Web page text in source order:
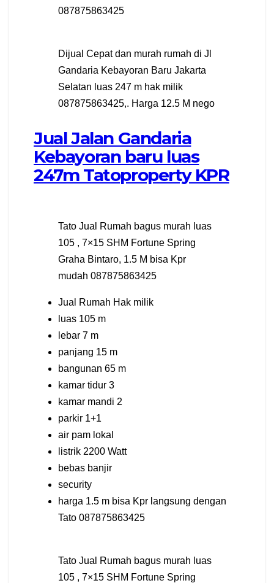
087875863425
Dijual Cepat dan murah rumah di Jl
Gandaria Kebayoran Baru Jakarta
Selatan luas 247 m hak milik
087875863425,. Harga 12.5 M nego
Jual Jalan Gandaria
Kebayoran baru luas
247m Tatoproperty KPR
Tato Jual Rumah bagus murah luas
105 , 7×15 SHM Fortune Spring
Graha Bintaro, 1.5 M bisa Kpr
mudah 087875863425
Jual Rumah Hak milik
luas 105 m
lebar 7 m
panjang 15 m
bangunan 65 m
kamar tidur 3
kamar mandi 2
parkir 1+1
air pam lokal
listrik 2200 Watt
bebas banjir
security
harga 1.5 m bisa Kpr langsung dengan
Tato 087875863425
Tato Jual Rumah bagus murah luas
105 , 7×15 SHM Fortune Spring